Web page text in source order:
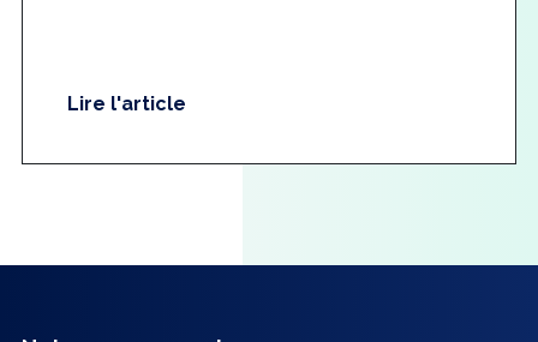
Lire l'article